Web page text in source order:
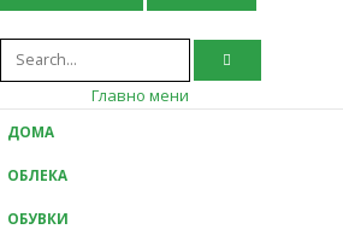
Главно мени
ДОМА
ОБЛЕКА
ОБУВКИ